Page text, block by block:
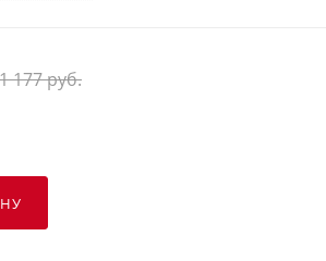
1 177руб.